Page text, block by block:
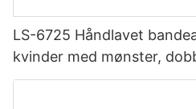
LS-6725 Håndlavet
kvinder med mønster,
stof, stropløs design,